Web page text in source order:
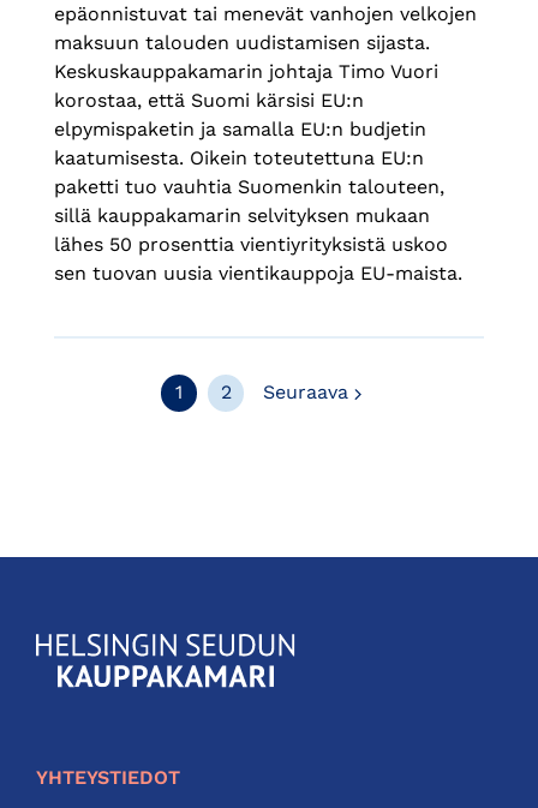
epäonnistuvat tai menevät vanhojen velkojen
maksuun talouden uudistamisen sijasta.
Keskuskauppakamarin johtaja Timo Vuori
korostaa, että Suomi kärsisi EU:n
elpymispaketin ja samalla EU:n budjetin
kaatumisesta. Oikein toteutettuna EU:n
paketti tuo vauhtia Suomenkin talouteen,
sillä kauppakamarin selvityksen mukaan
lähes 50 prosenttia vientiyrityksistä uskoo
sen tuovan uusia vientikauppoja EU-maista.
1 2 Seuraava
KauppakamariHelsingin
seudun
YHTEYSTIEDOT